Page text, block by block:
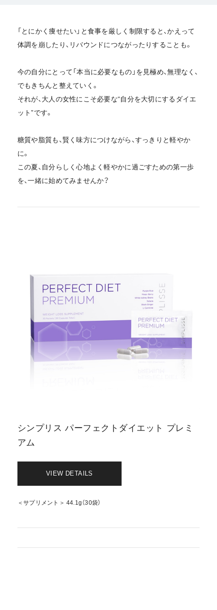
「とにかく痩せたい」と食事を厳しく制限すると、かえって
体調を崩したり、リバウンドにつながったりすることも。
今の自分にとって「本当に必要なもの」を見極め、無理なく、
でもきちんと整えていく。
それが、大人の女性にこそ必要な“自分を大切にするダイエ
ット”です。
糖質や脂質も、賢く味方につけながら、すっきりと軽やか
に。
この夏、自分らしく心地よく軽やかに過ごすための第一歩
を、一緒に始めてみませんか？
シンプリス パーフェクトダイエット プレミ
アム
VIEW DETAILS
＜サプリメント＞ 44.1g（30袋）